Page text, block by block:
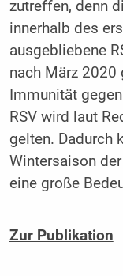
zutreffen, denn
innerhalb des
ausgebliebene
nach März 2020
Immunität
RSV wird laut
gelten. Dadurch
Wintersaison
eine große
Zur Publikation